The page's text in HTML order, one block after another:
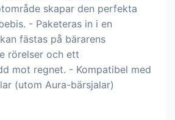
skapar den perfekta
- Paketeras in i en
fästas på bärarens
rörelser och ett
mot regnet. - Kompatibel med
(utom Aura-bärsjalar)